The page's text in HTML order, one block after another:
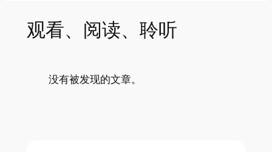
观看、阅读、聆听
没有被发现的文章。